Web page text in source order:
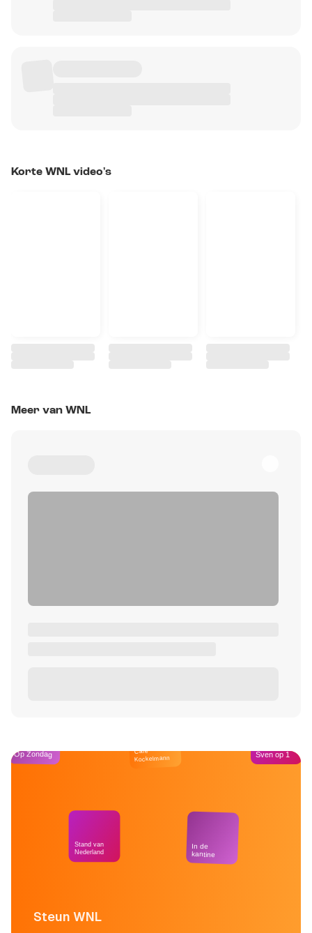
Korte WNL video's
Meer van WNL
Steun WNL
Op Zondag
Stand van
Nederland
Café
Kockelmann
In de
kantine
Sven op 1